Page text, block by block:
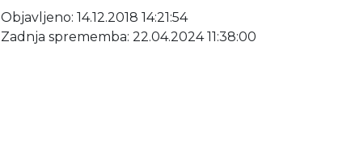
Objavljeno: 14.12.2018 14:21:54
Zadnja sprememba: 22.04.2024 11:38:00